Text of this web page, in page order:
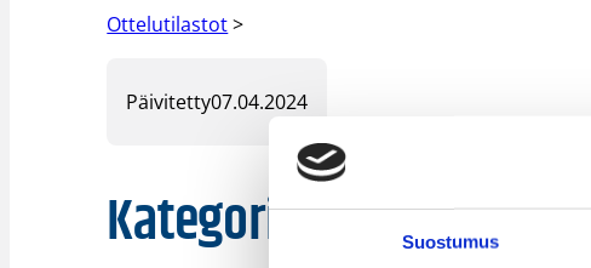
Suostumus
Ottelutilastot>
Päivitetty07.04.2024
Kategoriat